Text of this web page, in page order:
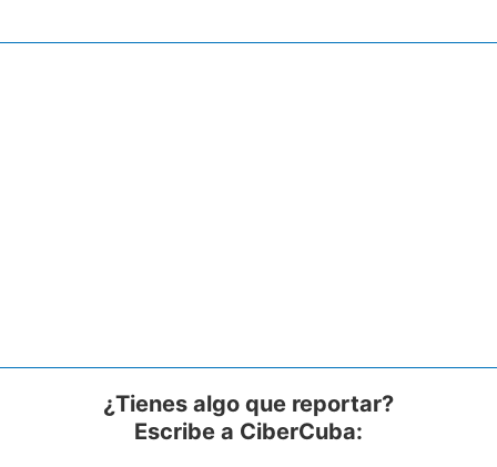
¿Tienes algo que reportar?
Escribe a CiberCuba: